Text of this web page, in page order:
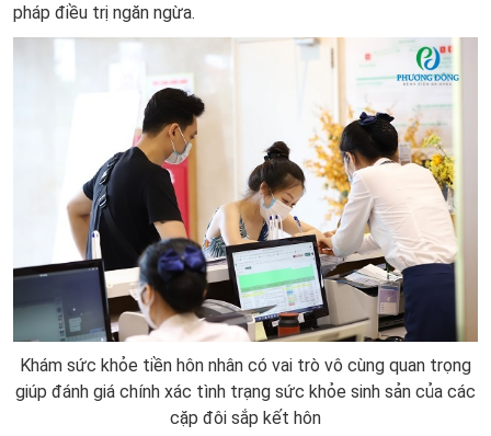
pháp điều trị ngăn ngừa.
Khám sức khỏe tiền hôn nhân có vai trò vô cùng quan trọng
giúp đánh giá chính xác tình trạng sức khỏe sinh sản của các
cặp đôi sắp kết hôn